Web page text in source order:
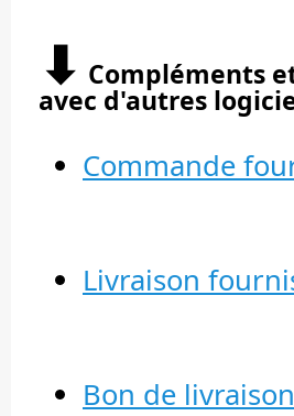
⬇︎ Compléments
avec d'autres
Commande
Livraison
Bon de livraison